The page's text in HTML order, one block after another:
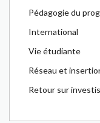
Pédagogie du
International
Vie étudiante
Réseau et
Retour sur